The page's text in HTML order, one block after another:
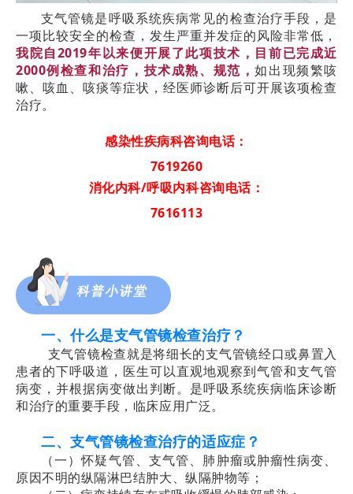
支气管镜是呼吸系统疾病常见的检查治疗手段，是
一项比较安全的检查，发生严重并发症的风险非常低，
我院自2019年以来便开展了此项技术，目前已完成近
2000例检查和治疗， 技术成熟、规范，如出现频繁咳
嗽、咳血、咳痰等症状，经医师诊断后可开展该项检查
治疗。
感染性疾病科咨询电话：
7619260
消化内科/呼吸内科咨询电话：
7616113
科普小讲堂
一、什么是支气管镜检查治疗？
支气管镜检查就是将细长的支气管镜经口或鼻置入
患者的下呼吸道，医生可以直观地观察到气管和支气管
病变，并根据病变做出判断。是呼吸系统疾病临床诊断
和治疗的重要手段，临床应用广泛。
二、支气管镜检查治疗的适应症？
（一）怀疑气管、支气管、肺肿瘤或肿瘤性病变、
原因不明的纵隔淋巴结肿大、纵隔肿物等；